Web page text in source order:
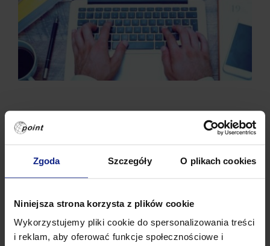
Zgoda Szczegóły O plikach cookies
Niniejsza strona korzysta z plików cookie
Wykorzystujemy pliki cookie do spersonalizowania treści
i reklam, aby oferować funkcje społecznościowe i
Wdrożenie
wdrażaniu zaprojektowanych przez nas
rozwiązań IT. Zapewniamy sprawną i
bezproblemową realizację projektu,